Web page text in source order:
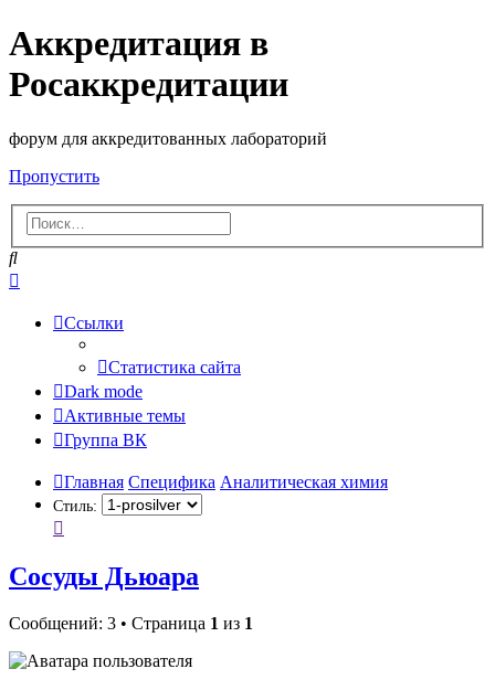
Аккредитация в
Росаккредитации
форум для аккредитованных лабораторий
Пропустить
Поиск
Ссылки
Статистика сайта
Dark mode
Активные темы
Группа ВК
Главная Специфика Аналитическая химия
Стиль:
Сосуды Дьюара
Сообщений: 3 • Страница 1 из 1